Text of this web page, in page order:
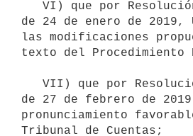
de 24 de enero de 2019,
las modificaciones
texto del Procedimiento
de 27 de febrero de
pronunciamiento
Tribunal de Cuentas;